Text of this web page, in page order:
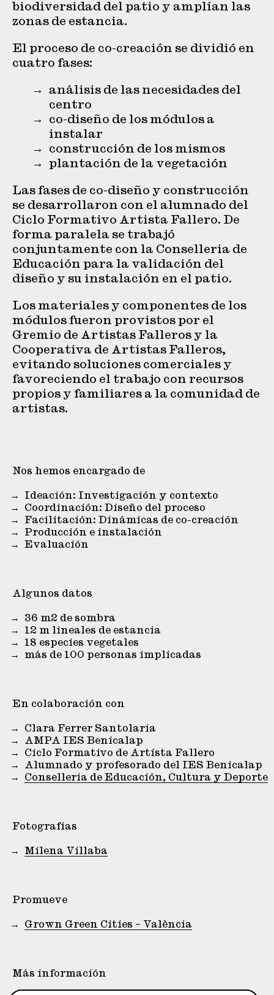
biodiversidad del patio y amplían las
zonas de estancia.
El proceso de co-creación se dividió en
cuatro fases:
análisis de las necesidades del
centro
co-diseño de los módulos a
instalar
construcción de los mismos
plantación de la vegetación
Las fases de co-diseño y construcción
se desarrollaron con el alumnado del
Ciclo Formativo Artista Fallero. De
forma paralela se trabajó
conjuntamente con la Conselleria de
Educación para la validación del
diseño y su instalación en el patio.
Los materiales y componentes de los
módulos fueron provistos por el
Gremio de Artistas Falleros y la
Cooperativa de Artistas Falleros,
evitando soluciones comerciales y
favoreciendo el trabajo con recursos
propios y familiares a la comunidad de
artistas.
Nos hemos encargado de
Ideación: Investigación y contexto
Coordinación: Diseño del proceso
Facilitación: Dinámicas de co-creación
Producción e instalación
Evaluación
Algunos datos
36 m2 de sombra
12 m lineales de estancia
18 especies vegetales
más de 100 personas implicadas
En colaboración con
Clara Ferrer Santolaria
AMPA IES Benicalap
Ciclo Formativo de Artista Fallero
Alumnado y profesorado del IES Benicalap
Conselleria de Educación, Cultura y Deporte
Fotografías
Milena Villaba
Promueve
Grown Green Cities – València
Más información